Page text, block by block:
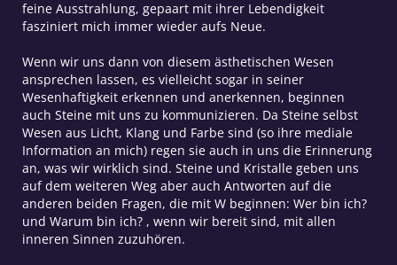
feine Ausstrahlung, gepaart mit ihrer Lebendigkeit
fasziniert mich immer wieder aufs Neue.
Wenn wir uns dann von diesem ästhetischen Wesen
ansprechen lassen, es vielleicht sogar in seiner
Wesenhaftigkeit erkennen und anerkennen, beginnen
auch Steine mit uns zu kommunizieren. Da Steine selbst
Wesen aus Licht, Klang und Farbe sind (so ihre mediale
Information an mich) regen sie auch in uns die Erinnerung
an, was wir wirklich sind. Steine und Kristalle geben uns
auf dem weiteren Weg aber auch Antworten auf die
anderen beiden Fragen, die mit W beginnen: Wer bin ich?
und Warum bin ich? , wenn wir bereit sind, mit allen
inneren Sinnen zuzuhören.